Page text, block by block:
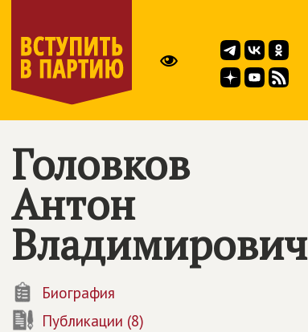
Головков
Антон
Владимирович
Биография
Публикации (8)